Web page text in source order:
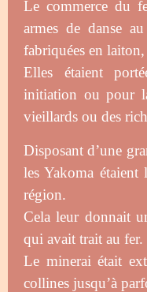
Le commerce du
armes de danse
fabriquées en
Elles étaient
initiation ou pour
vieillards ou des
Disposant d’une
les Yakoma étaient
région.
Cela leur donnait
qui avait trait au fer.
Le minerai était
collines jusqu’à